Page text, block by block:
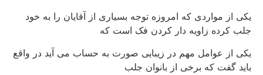
یکی از مواردی که امروزه توجه بسیاری از آقایان را به خود
جلب کرده زاویه دار کردن فک است که
یکی از عوامل مهم در زیبایی صورت به حساب می آید در واقع
باید گفت که برخی از بانوان جلب